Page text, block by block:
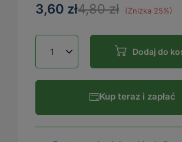
4,80 zł (Zniżka 25%)
3,60 zł
Dodaj do
Kup teraz i zapłać